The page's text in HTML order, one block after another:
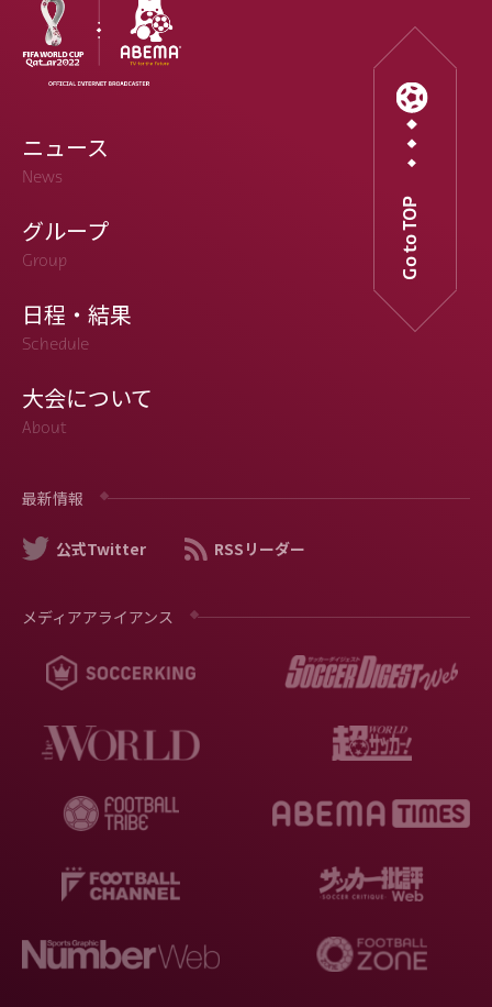
ニュース
News
グループ
Group
日程・結果
Schedule
大会について
About
最新情報
公式Twitter RSSリーダー
メディアアライアンス
Go to TOP